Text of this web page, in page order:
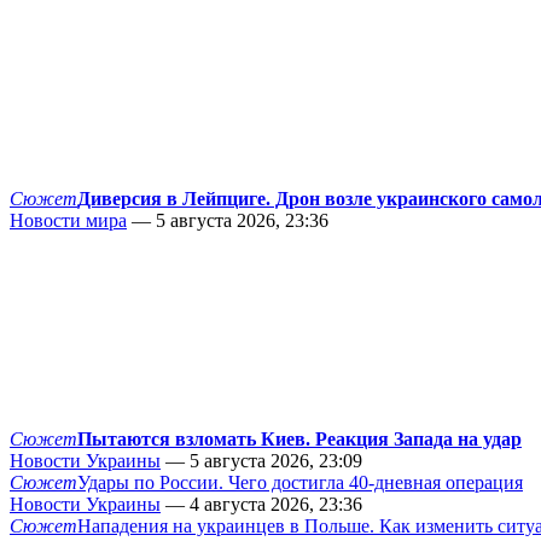
СюжетДиверсия в Лейпциге. Дрон возле украинского
Новости мира — 5 августа 2026, 23:36
СюжетПытаются взломать Киев. Реакция Запада на удар
Новости Украины — 5 августа 2026, 23:09
СюжетУдары по России. Чего достигла 40-дневная операция
Новости Украины — 4 августа 2026, 23:36
СюжетНападения на украинцев в Польше. Как изменить